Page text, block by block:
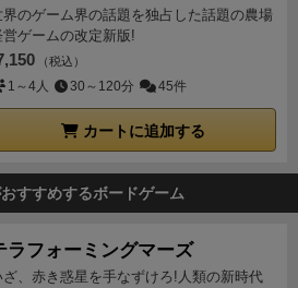
界のゲーム界の話題を独占した話題の農場
営ゲームの改定新版!
（税込）
1～4人 30～120分 45件
カートに追加する
すすめするボードゲーム
ラフォーミングマーズ
ざ、赤き惑星を手なずけろ!人類の新時代